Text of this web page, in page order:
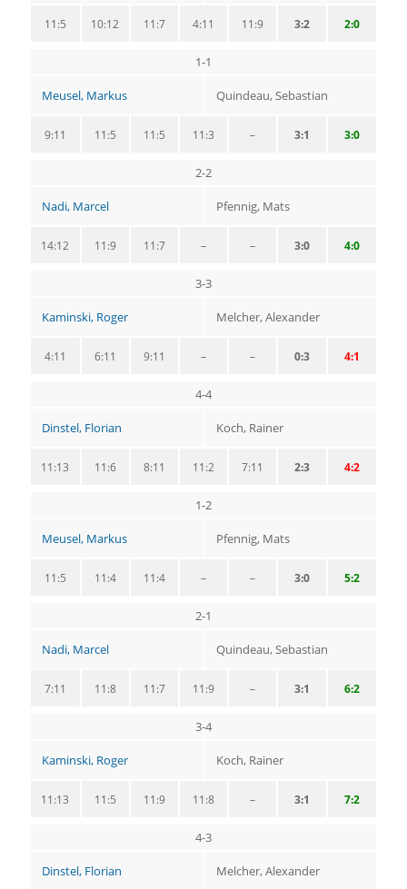
2:0
3:2
11:9
4:11
11:7
10:12
11:5
1-1
Meusel, Markus Quindeau, Sebastian
3:0
3:1
–
11:3
11:5
11:5
9:11
2-2
Nadi, Marcel Pfennig, Mats
4:0
3:0
–
–
11:7
11:9
14:12
3-3
Kaminski, Roger Melcher, Alexander
4:1
0:3
–
–
9:11
6:11
4:11
4-4
Dinstel, Florian Koch, Rainer
4:2
2:3
7:11
11:2
8:11
11:6
11:13
1-2
Meusel, Markus Pfennig, Mats
5:2
3:0
–
–
11:4
11:4
11:5
2-1
Nadi, Marcel Quindeau, Sebastian
6:2
3:1
–
11:9
11:7
11:8
7:11
3-4
Kaminski, Roger Koch, Rainer
7:2
3:1
–
11:8
11:9
11:5
11:13
4-3
Dinstel, Florian Melcher, Alexander